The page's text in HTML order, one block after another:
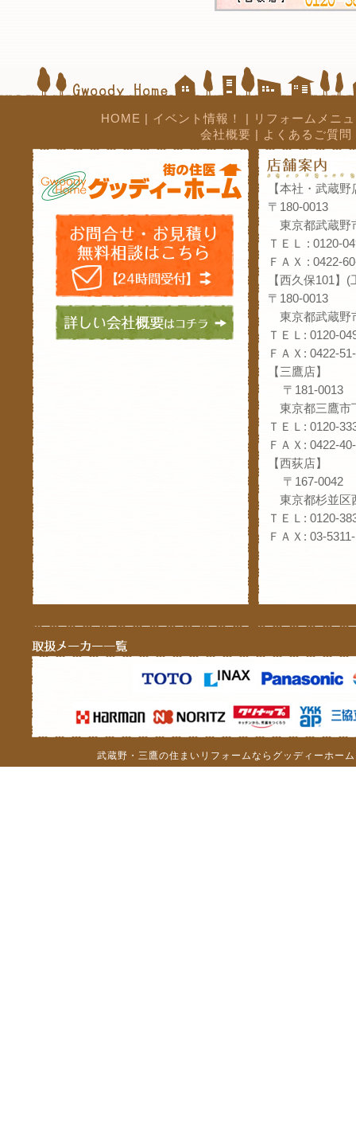
HOME イベント情報！
リフォームメニ
会社概要
よくあるご質問
【本社・武蔵野
〒180-0013
東京都武蔵野
ＴＥＬ : 0120-
ＦＡＸ : 0422-
【西久保101】
〒180-0013
東京都武蔵野
ＴＥＬ: 0120-
ＦＡＸ: 0422-
【三鷹店】
〒181-0013
東京都三鷹市
ＴＥＬ: 0120-
ＦＡＸ: 0422-
【西荻店】
〒167-0042
東京都杉並区
ＴＥＬ: 0120-
ＦＡＸ: 03-
武蔵野・三鷹の住まいリフォームならグッディーホ